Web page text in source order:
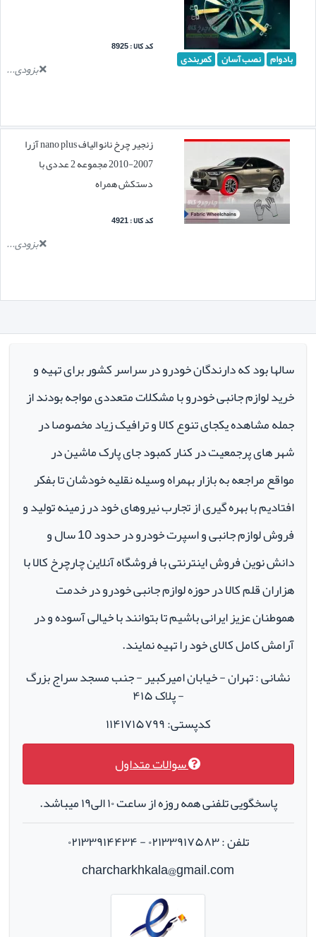
بادوام نصب آسان کمربندی
کد کالا : 8925
بزودی...
زنجیر چرخ نانو الیاف nano plus آزرا
2007-2010 مجموعه 2 عددی با
دستکش همراه
کد کالا : 4921
بزودی...
سالها بود که دارندگان خودرو در سراسر کشور برای تهیه و
خرید لوازم جانبی خودرو با مشکلات متعددی مواجه بودند از
جمله مشاهده یکجای تنوع کالا و ترافیک زیاد مخصوصا در
شهر های پرجمعیت در کنار کمبود جای پارک ماشین در
مواقع مراجعه به بازار بهمراه وسیله نقلیه خودشان تا بفکر
افتادیم با بهره گیری از تجارب نیروهای خود در زمینه تولید و
فروش لوازم جانبی و اسپرت خودرو در حدود 10 سال و
دانش نوین فروش اینترنتی با فروشگاه آنلاین چارچرخ کالا با
هزاران قلم کالا در حوزه لوازم جانبی خودرو در خدمت
هموطنان عزیز ایرانی باشیم تا بتوانند با خیالی آسوده و در
آرامش کامل کالای خود را تهیه نمایند.
نشانی : تهران - خیابان امیرکبیر - جنب مسجد سراج بزرگ
- پلاک ۴۱۵
کدپستی: ۱۱۴۱۷۱۵۷۹۹
سوالات متداول
پاسخگویی تلفنی همه روزه از ساعت ۱۰ الی۱۹ میباشد.
تلفن : ۰۲۱۳۳۹۱۷۵۸۳ - ۰۲۱۳۳۹۱۴۴۳۴
charcharkhkala@gmail.com